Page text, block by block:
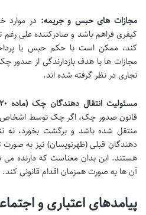
مجازات های حبس و جریمه: در موارد
کیفری فراهم باشد و صادرکننده علی رغم
کند، ممکن است با حکم حبس یا
مجازات ها با هدف بازدارندگی از صدور
تجاری در نظر گرفته شده اند.
مسئولیت انتقال دهندگان چک (ماده ۲۰ قانون چک):
قانون صدور چک، اگر چک توسط اشخاص
منتقل شده باشد و برگشت بخورد، نه
دهندگان قبلی (ظهرنویسان) نیز به
هستند. این بدان معناست که دارنده می
آن ها به صورت همزمان اقدام قانونی کند.
پیامدهای اعتباری و